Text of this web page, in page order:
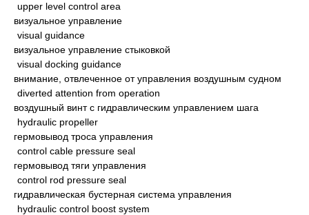
upper level control area
визуальное управление
visual guidance
визуальное управление стыковкой
visual docking guidance
внимание, отвлеченное от управления воздушным судном
diverted attention from operation
воздушный винт с гидравлическим управлением шага
hydraulic propeller
гермовывод троса управления
control cable pressure seal
гермовывод тяги управления
control rod pressure seal
гидравлическая бустерная система управления
hydraulic control boost system